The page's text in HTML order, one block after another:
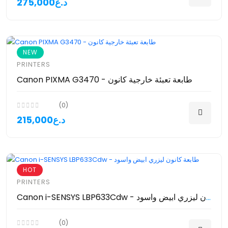
NEW
PRINTERS
Canon PIXMA G3470 - طابعة تعبئة خارجية كانون
(0)
215,000د.ع
HOT
PRINTERS
Canon i-SENSYS LBP633Cdw - طابعة كانون ليزري ابيض واسود
(0)